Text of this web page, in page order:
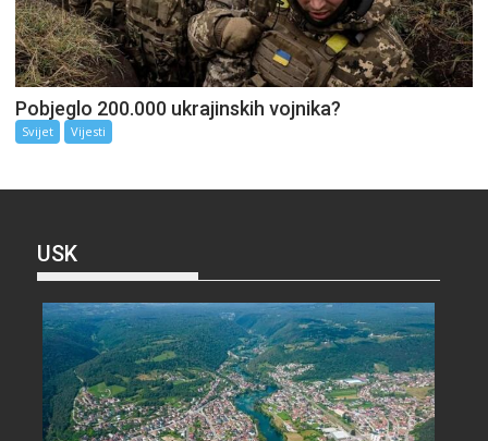
Pobjeglo 200.000 ukrajinskih vojnika?
Svijet Vijesti
USK